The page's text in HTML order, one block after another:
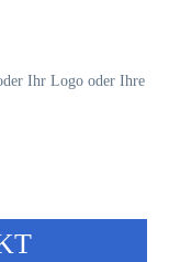
Ihr Logo oder Ihre